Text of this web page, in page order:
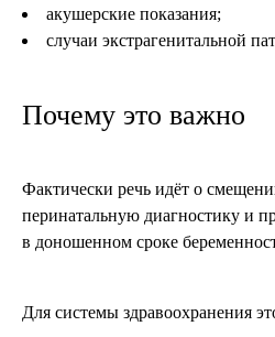
акушерские показания;
случаи экстрагенитальной
Почему это важно
Фактически речь идёт о
перинатальную диагностику и
в доношенном сроке
Для системы здравоохранения